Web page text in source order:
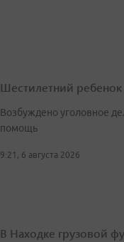
Шестилетний
Возбуждено уголовное
помощь
9:21, 6 августа 2026
В Находке грузовой